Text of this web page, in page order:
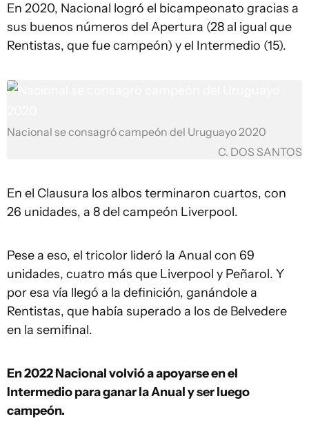
En 2020, Nacional logró el bicampeonato gracias a
sus buenos números del Apertura (28 al igual que
Rentistas, que fue campeón) y el Intermedio (15).
Nacional se consagró campeón del Uruguayo 2020
C. DOS SANTOS
En el Clausura los albos terminaron cuartos, con
26 unidades, a 8 del campeón Liverpool.
Pese a eso, el tricolor lideró la Anual con 69
unidades, cuatro más que Liverpool y Peñarol. Y
por esa vía llegó a la definición, ganándole a
Rentistas, que había superado a los de Belvedere
en la semifinal.
En 2022 Nacional volvió a apoyarse en el
Intermedio para ganar la Anual y ser luego
campeón.